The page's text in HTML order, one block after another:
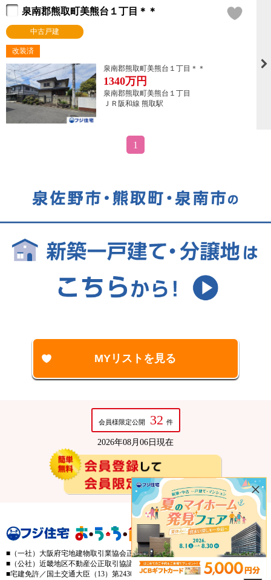
泉南郡熊取町美熊台１丁目＊＊
中古戸建
改装済
泉南郡熊取町美熊台１丁目＊＊
1340万円
泉南郡熊取町美熊台１丁目
ＪＲ阪和線 熊取駅
1
会員様限定公開 32 件
2026年08月06日現在
×
■（一社）大阪府宅地建物取引業協会正会員
■（公社）近畿地区不動産公正取引協議会加盟
■宅建免許／国土交通大臣（13）第2430号